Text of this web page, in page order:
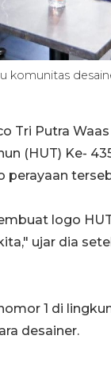
komunitas
Tri Putra
(HUT) Ke-
perayaan
logo
ujar dia
1 di
desainer.